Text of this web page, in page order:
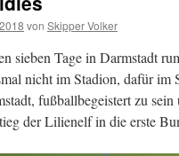
von Skipper Volker
sieben Tage in Darmstadt
nicht im Stadion, dafür im
fußballbegeistert zu
der Lilienelf in die erste